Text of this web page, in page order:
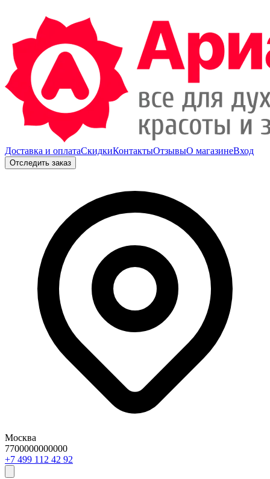
Доставка и оплатаСкидкиКонтактыОтзывыО магазинеВход
Отследить заказ
Москва
7700000000000
29 24 211 994 7+